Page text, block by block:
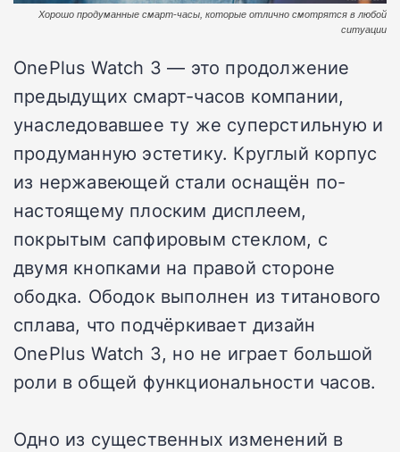
Хорошо продуманные смарт-часы, которые отлично смотрятся в любой
ситуации
OnePlus Watch 3 — это продолжение
предыдущих смарт-часов компании,
унаследовавшее ту же суперстильную и
продуманную эстетику. Круглый корпус
из нержавеющей стали оснащён по-
настоящему плоским дисплеем,
покрытым сапфировым стеклом, с
двумя кнопками на правой стороне
ободка. Ободок выполнен из титанового
сплава, что подчёркивает дизайн
OnePlus Watch 3, но не играет большой
роли в общей функциональности часов.
Одно из существенных изменений в